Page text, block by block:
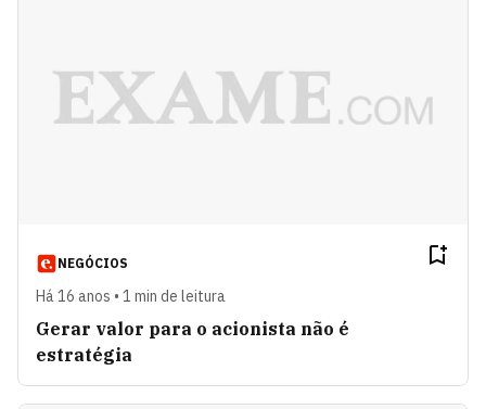
NEGÓCIOS
Há 16 anos • 1 min de leitura
Gerar valor para o acionista não é
estratégia